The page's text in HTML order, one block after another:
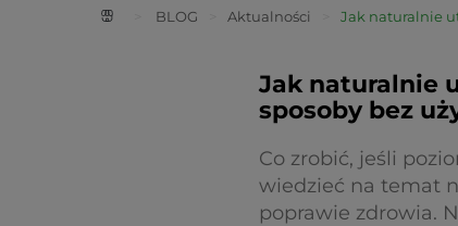
BLOG Aktualności Jak naturalnie
Jak naturalnie
sposoby bez
Co zrobić, jeśli
wiedzieć na temat
poprawie zdrowia.